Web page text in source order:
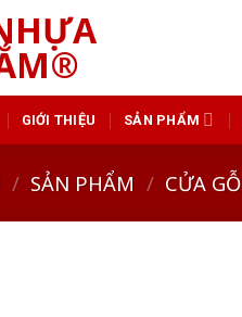
GIỚI THIỆU SẢN PHẨM
/ SẢN PHẨM / CỬA GỖ